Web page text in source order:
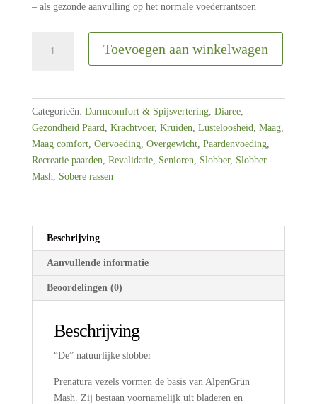
– als gezonde aanvulling op het normale voederrantsoen
Toevoegen aan winkelwagen
Categorieën: Darmcomfort & Spijsvertering, Diaree,
Gezondheid Paard
Krachtvoer, Kruiden Lusteloosheid Maag,
Maag comfort, Oervoeding, Overgewicht, Paardenvoeding,
Recreatie paarden Revalidatie, Senioren Slobber, Slobber -
Mash
Sobere rassen
Beschrijving
Aanvullende informatie
Beoordelingen (0)
Beschrijving
“De” natuurlijke slobber
Prenatura vezels vormen de basis van AlpenGrün
Mash. Zij bestaan voornamelijk uit bladeren en